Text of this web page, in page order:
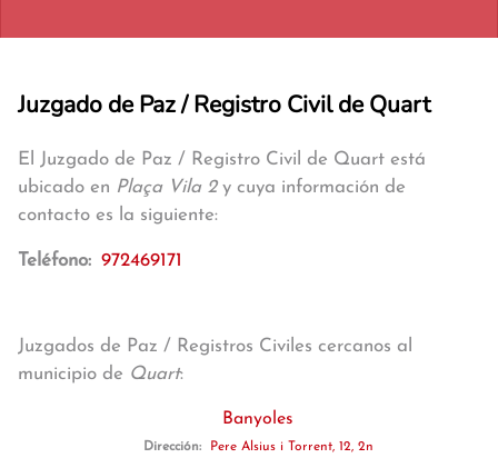
Juzgado de Paz / Registro Civil de Quart
El Juzgado de Paz / Registro Civil de Quart está
ubicado en Plaça Vila 2y cuya información de
contacto es la siguiente:
Teléfono: 972469171
Juzgados de Paz / Registros Civiles cercanos al
municipio de Quart:
Banyoles
Dirección:
Pere Alsius i Torrent, 12, 2n